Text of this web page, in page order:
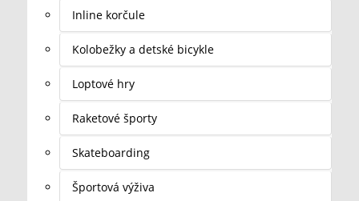
Inline korčule
Kolobežky a detské bicykle
Loptové hry
Raketové športy
Skateboarding
Športová výživa